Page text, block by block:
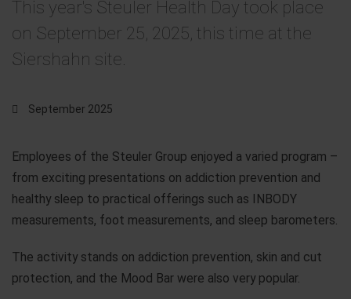
This year's Steuler Health Day took place
on September 25, 2025, this time at the
Siershahn site.
September 2025
Employees of the Steuler Group enjoyed a varied program –
from exciting presentations on addiction prevention and
healthy sleep to practical offerings such as INBODY
measurements, foot measurements, and sleep barometers.
The activity stands on addiction prevention, skin and cut
protection, and the Mood Bar were also very popular.